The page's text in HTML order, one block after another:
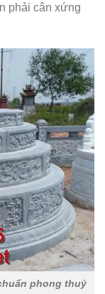
phải cân xứng
phong thuỷ